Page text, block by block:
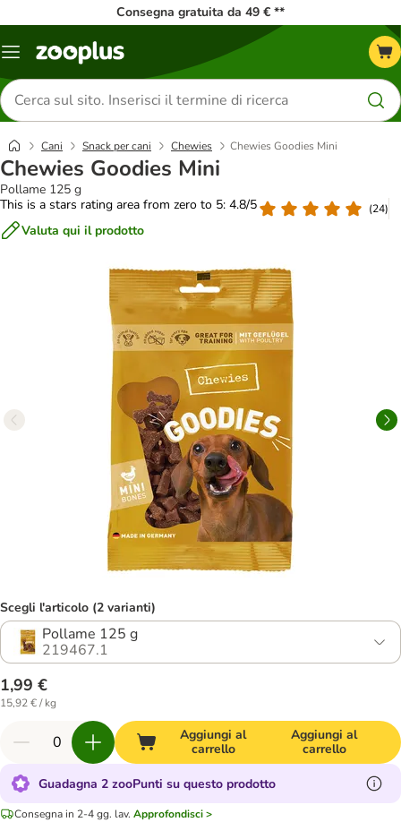
Consegna gratuita da 49 € **
Overview
Cerca
prodotti
Cani Snack per cani Chewies Chewies Goodies Mini
Chewies Goodies Mini
Pollame 125 g
This is a stars rating area from zero to 5: 4.8/5
(24)
Valuta qui il prodotto
Scegli l'articolo (2 varianti)
Pollame 125 g
219467.1
1,99 €
15,92 € / kg
Aggiungi al
carrello
Aggiungi al
carrello
Guadagna 2 zooPunti su questo prodotto
Consegna in 2-4 gg. lav. Approfondisci >